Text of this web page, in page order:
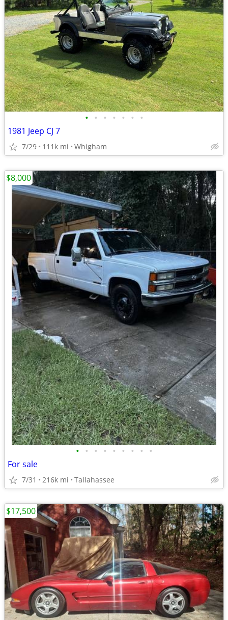
• • • • • • •
1981 Jeep CJ 7
7/29 111k mi Whigham
• • • • • • • • •
For sale
7/31 216k mi Tallahassee
$8,000
$17,500